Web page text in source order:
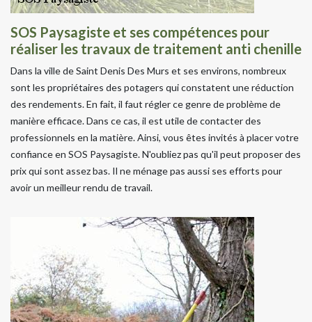
SOS Paysagiste et ses compétences pour
réaliser les travaux de traitement anti chenille
Dans la ville de Saint Denis Des Murs et ses environs, nombreux
sont les propriétaires des potagers qui constatent une réduction
des rendements. En fait, il faut régler ce genre de problème de
manière efficace. Dans ce cas, il est utile de contacter des
professionnels en la matière. Ainsi, vous êtes invités à placer votre
confiance en SOS Paysagiste. N'oubliez pas qu'il peut proposer des
prix qui sont assez bas. Il ne ménage pas aussi ses efforts pour
avoir un meilleur rendu de travail.